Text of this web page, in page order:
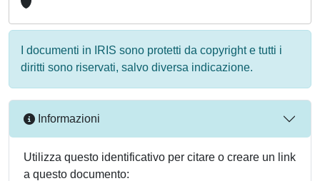
I documenti in IRIS sono protetti da copyright e tutti i
diritti sono riservati, salvo diversa indicazione.
Informazioni
Utilizza questo identificativo per citare o creare un link
a questo documento: